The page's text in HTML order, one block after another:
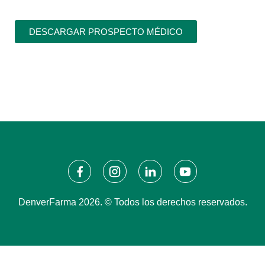
DESCARGAR PROSPECTO MÉDICO
DenverFarma 2026. © Todos los derechos reservados.